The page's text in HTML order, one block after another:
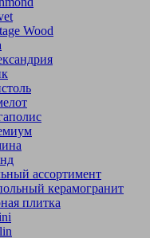
Wood
ассортимент
керамогранит
плитка